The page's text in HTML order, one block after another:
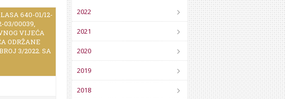
640-01/12-
03/00039,
VIJEĆA
ODRŽANE
3/2022. SA
2022
2021
2020
2019
2018